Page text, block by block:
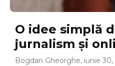
O idee simplă
jurnalism şi
Bogdan Gheorghe, iunie 30,